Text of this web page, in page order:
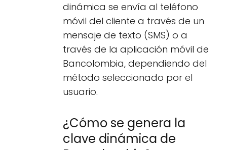
dinámica se envía al teléfono
móvil del cliente a través de un
mensaje de texto (SMS) o a
través de la aplicación móvil de
Bancolombia, dependiendo del
método seleccionado por el
usuario.
¿Cómo se genera la
clave dinámica de